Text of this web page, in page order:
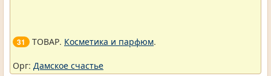
31 ТОВАР. Косметика и парфюм.
Орг: Дамское счастье